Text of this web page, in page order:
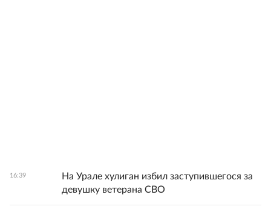
16:39
На Урале хулиган избил заступившегося за
девушку ветерана СВО